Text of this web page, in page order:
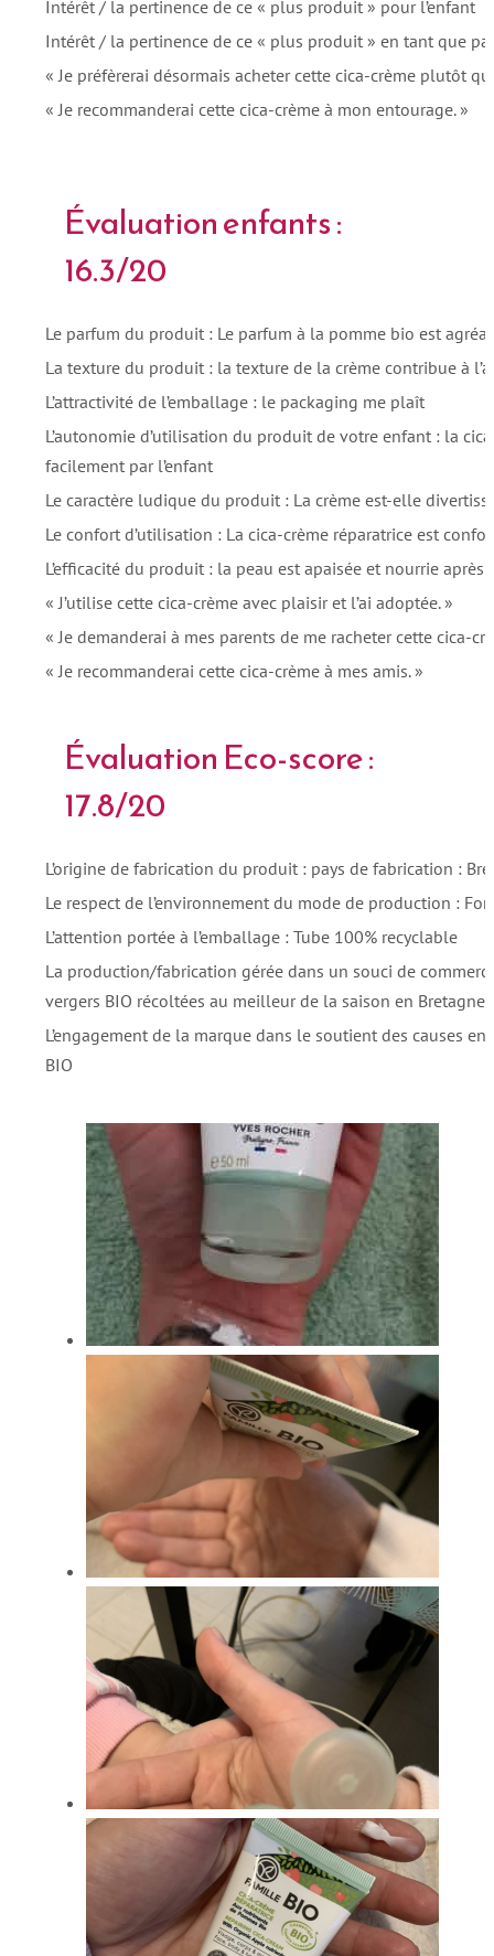
Intérêt / la pertinence de ce « plus produit » pour l’enfant
Intérêt / la pertinence de ce « plus produit » en tant que
« Je préfèrerai désormais acheter cette cica-crème plutôt
« Je recommanderai cette cica-crème à mon entourage. »
Évaluation enfants :
16.3/20
Le parfum du produit : Le parfum à la pomme bio est
La texture du produit : la texture de la crème contribue à
L’attractivité de l’emballage : le packaging me plaît
L’autonomie d’utilisation du produit de votre enfant : la
facilement par l’enfant
Le caractère ludique du produit : La crème est-elle
Le confort d’utilisation : La cica-crème réparatrice est
L’efficacité du produit : la peau est apaisée et nourrie
« J’utilise cette cica-crème avec plaisir et l’ai adoptée. »
« Je demanderai à mes parents de me racheter cette cica-
« Je recommanderai cette cica-crème à mes amis. »
Évaluation Eco-score :
17.8/20
L’origine de fabrication du produit : pays de fabrication :
Le respect de l’environnement du mode de production :
L’attention portée à l’emballage : Tube 100% recyclable
La production/fabrication gérée dans un souci de
vergers BIO récoltées au meilleur de la saison en Bretagne
L’engagement de la marque dans le soutient des causes
BIO